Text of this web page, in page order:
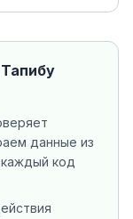
Тапибу
данные из
код